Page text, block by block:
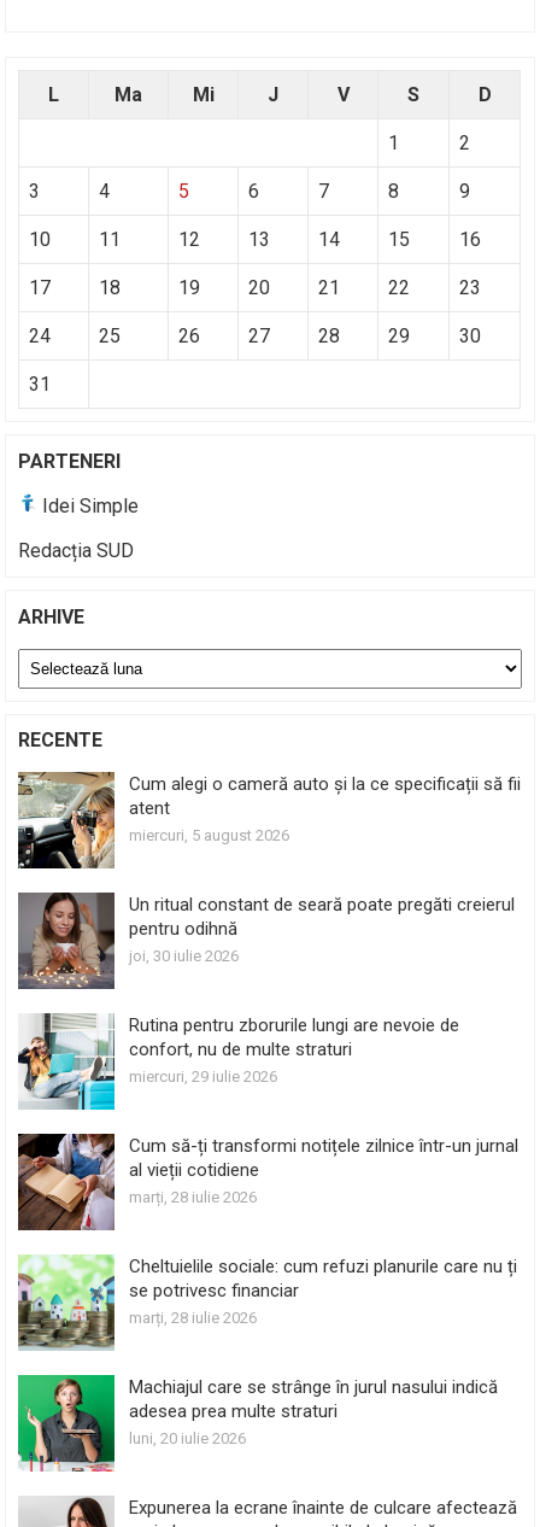
L Ma Mi J V S D
1 2
3 4 5 6 7 8 9
10 11 12 13 14 15 16
17 18 19 20 21 22 23
24 25 26 27 28 29 30
31
PARTENERI
Idei Simple
Redacția SUD
ARHIVE
Arhive
RECENTE
Cum alegi o cameră auto și la ce specificații să fii
atent
miercuri, 5 august 2026
Un ritual constant de seară poate pregăti creierul
pentru odihnă
joi, 30 iulie 2026
Rutina pentru zborurile lungi are nevoie de
confort, nu de multe straturi
miercuri, 29 iulie 2026
Cum să-ți transformi notițele zilnice într-un jurnal
al vieții cotidiene
marți, 28 iulie 2026
Cheltuielile sociale: cum refuzi planurile care nu ți
se potrivesc financiar
marți, 28 iulie 2026
Machiajul care se strânge în jurul nasului indică
adesea prea multe straturi
luni, 20 iulie 2026
Expunerea la ecrane înainte de culcare afectează